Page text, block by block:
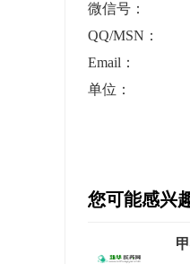
微信号：
QQ/MSN：
Email：
单位：
您可能感兴